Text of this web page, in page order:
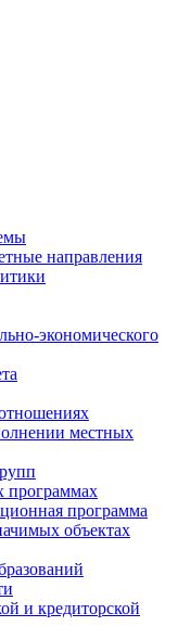
направления
экономического
местных
программах
программа
объектах
и кредиторской